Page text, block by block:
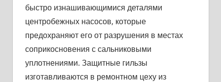
быстро изнашивающимися деталями
центробежных насосов, которые
предохраняют его от разрушения в местах
соприкосновения с сальниковыми
уплотнениями. Защитные гильзы
изготавливаются в ремонтном цеху из